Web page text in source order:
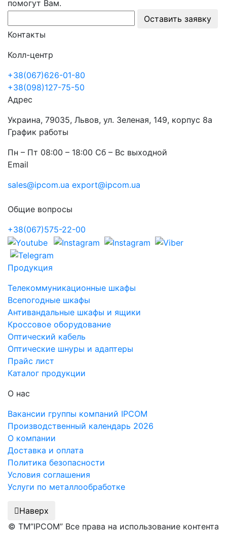
помогут Вам.
Оставить заявку
Контакты
Колл-центр
+38(067)626-01-80
+38(098)127-75-50
Адрес
Украина, 79035, Львов, ул. Зеленая, 149, корпус 8а
График работы
Пн – Пт 08:00 – 18:00 Сб – Вс выходной
Email
sales@ipcom.ua export@ipcom.ua
Общие вопросы
+38(067)575-22-00
Продукция
Телекоммуникационные шкафы
Всепогодные шкафы
Антивандальные шкафы и ящики
Кроссовое оборудование
Оптический кабель
Оптические шнуры и адаптеры
Прайс лист
Каталог продукции
О нас
Вакансии группы компаний IPCOM
Производственный календарь 2026
О компании
Доставка и оплата
Политика безопасности
Условия соглашения
Услуги по металлообработке
Наверх
© ТМ”IPCOM” Все права на использование контента